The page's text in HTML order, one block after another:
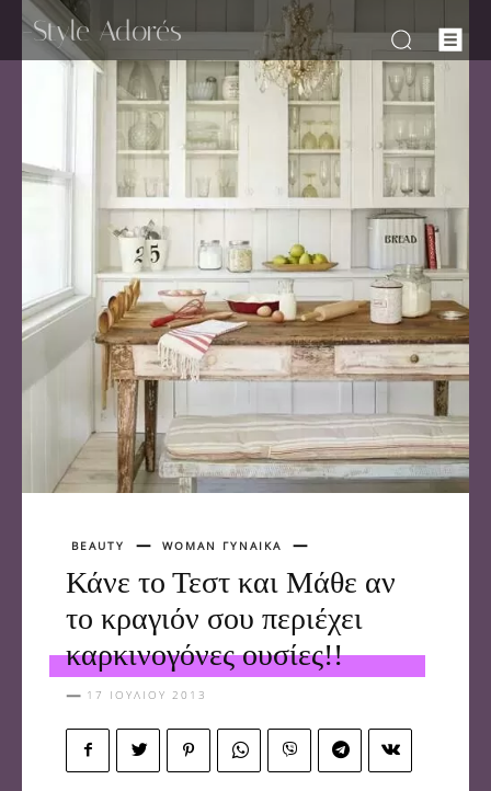
-Style Adorés
BEAUTY WOMAN ΓΥΝΑΙΚΑ
Κάνε το Τεστ και Μάθε αν
το κραγιόν σου περιέχει
καρκινογόνες ουσίες!!
17 ΙΟΥΛΊΟΥ 2013